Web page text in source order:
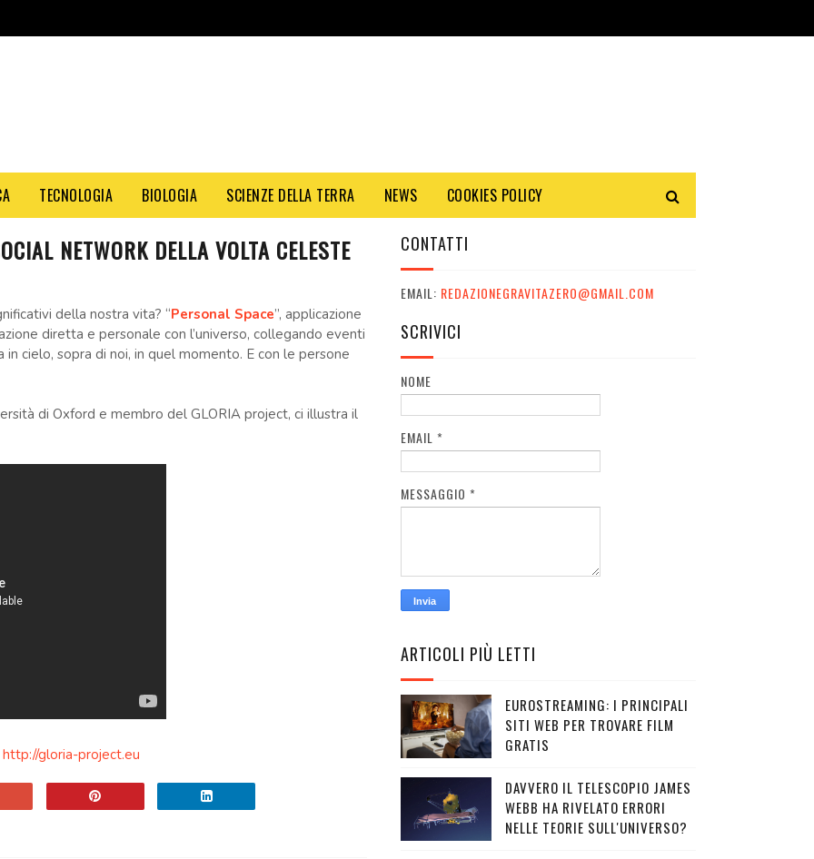
TECNOLOGIA BIOLOGIA SCIENZE DELLA TERRA NEWS COOKIES POLICY
NETWORK DELLA VOLTA CELESTE
della nostra vita? “Personal Space”, applicazione
diretta e personale con l’universo, collegando eventi
cielo, sopra di noi, in quel momento. E con le persone
di Oxford e membro del GLORIA project, ci illustra il
http://gloria-project.eu
CONTATTI
EMAIL: REDAZIONEGRAVITAZERO@GMAIL.COM
SCRIVICI
NOME
EMAIL *
MESSAGGIO *
ARTICOLI PIÙ LETTI
EUROSTREAMING: I PRINCIPALI
SITI WEB PER TROVARE FILM
GRATIS
DAVVERO IL TELESCOPIO JAMES
WEBB HA RIVELATO ERRORI
NELLE TEORIE SULL'UNIVERSO?